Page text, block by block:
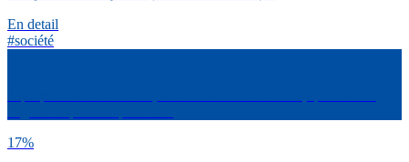
En detail
#société
17%